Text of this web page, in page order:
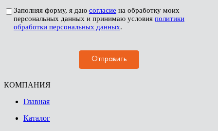
Заполняя форму, я даю согласие на обработку моих
персональных данных и принимаю условия политики
обработки персональных данных.
КОМПАНИЯ
Главная
Каталог